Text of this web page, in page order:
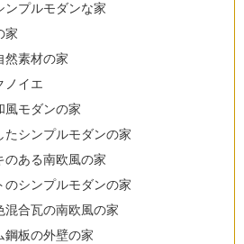
ンプルモダンな家
家
然素材の家
ノイエ
風モダンの家
たシンプルモダンの家
のある南欧風の家
のシンプルモダンの家
混合瓦の南欧風の家
鋼板の外壁の家